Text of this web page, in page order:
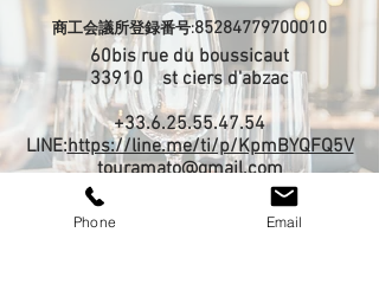
商工会議所登録番号:85284779700010
60bis rue du boussicaut
​33910 st ciers d'abzac
+33.6.25.55.47.54
LINE:https://line.me/ti/p/KpmBYQFQ5V
touramato@gmail.com
Phone Email